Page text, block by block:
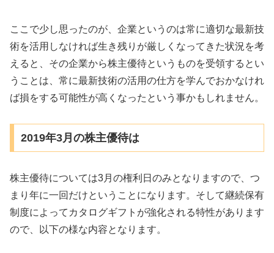
ここで少し思ったのが、企業というのは常に適切な最新技
術を活用しなければ生き残りが厳しくなってきた状況を考
えると、その企業から株主優待というものを受領するとい
うことは、常に最新技術の活用の仕方を学んでおかなけれ
ば損をする可能性が高くなったという事かもしれません。
2019年3月の株主優待は
株主優待については3月の権利日のみとなりますので、つ
まり年に一回だけということになります。そして継続保有
制度によってカタログギフトが強化される特性があります
ので、以下の様な内容となります。